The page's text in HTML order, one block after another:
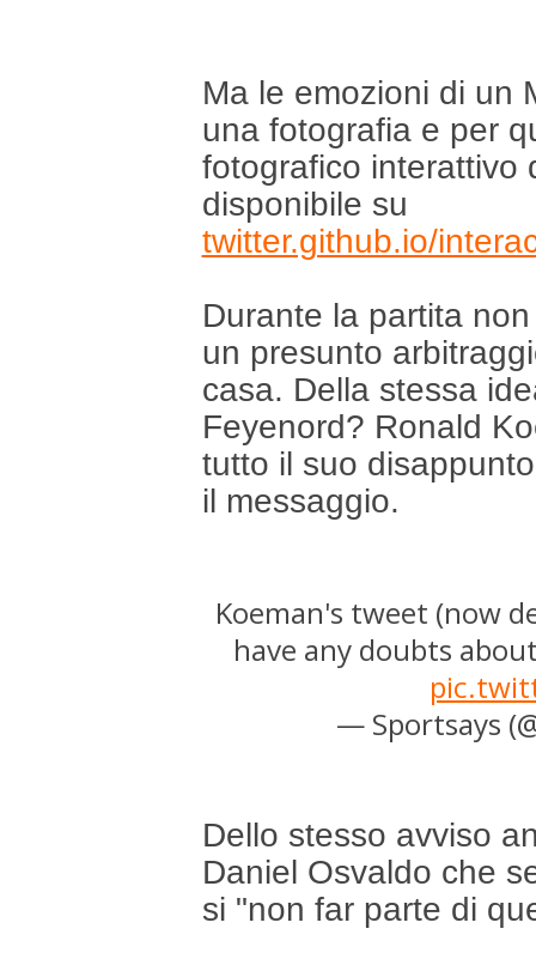
Ma le emozioni di un
una fotografia e per
fotografico interattivo
disponibile su
twitter.github.io/
Durante la partita
un presunto
casa. Della stessa
Feyenord? Ronald
tutto il suo
il messaggio.
Koeman's tweet (now
have any doubts
— Sportsays
Dello stesso avviso
Daniel Osvaldo che
si "non far parte di